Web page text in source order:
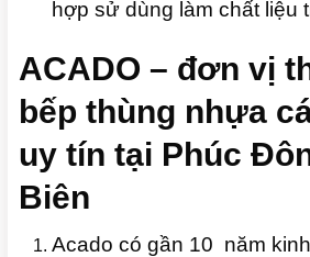
hợp sử dùng làm chất liệu
ACADO – đơn vị
bếp thùng nhựa
uy tín tại Phúc
Biên
Acado có gần 10 năm